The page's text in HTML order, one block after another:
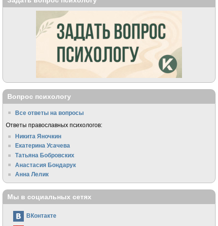
Вопрос психологу
Все ответы на вопросы
Ответы православных психологов:
Никита Яночкин
Екатерина Усачева
Татьяна Бобровских
Анастасия Бондарук
Анна Лелик
Мы в социальных сетях
ВКонтакте